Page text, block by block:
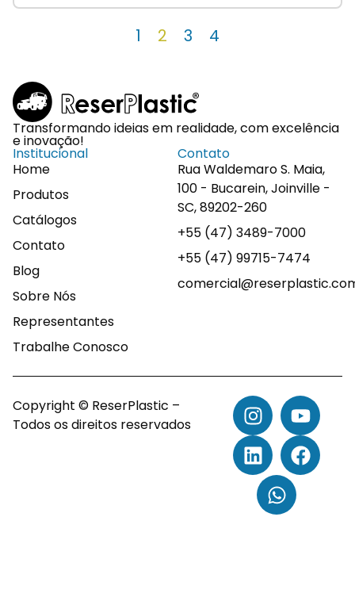
1 2 3 4
Transformando ideias em realidade, com excelência
e inovação!
Institucional
Home
Produtos
Catálogos
Contato
Blog
Sobre Nós
Representantes
Trabalhe Conosco
Contato
Rua Waldemaro S. Maia,
100 - Bucarein, Joinville -
SC, 89202-260
+55 (47) 3489-7000
+55 (47) 99715-7474
Copyright © ReserPlastic –
Todos os direitos reservados